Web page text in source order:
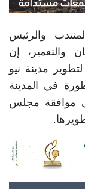
والرئيس
والتعمير، إن
مدينة نيو
في المدينة
على موافقة مجلس